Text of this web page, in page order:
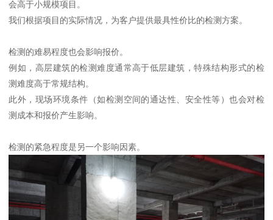
会高于小规模项目。
我们根据项目的实际情况，为客户提供最具性价比的检测方案。
检测的难易程度也会影响报价。
例如，高层建筑的检测难度通常高于低层建筑，特殊结构形式的检
测难度高于常规结构。
此外，现场环境条件（如检测空间的通达性、安全性等）也会对检
测成本和报价产生影响。
检测的紧急程度是另一个影响因素。